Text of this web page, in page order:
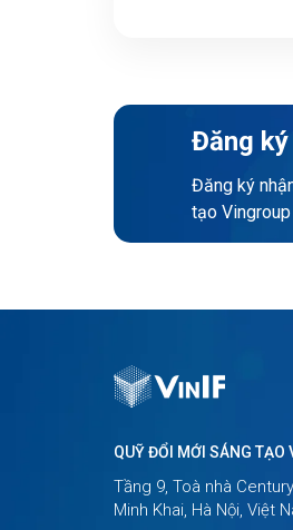
Đăng
Đăng ký
tạo
QUỸ ĐỔI MỚI SÁNG TẠO
Tầng 9, Toà nhà
Minh Khai, Hà Nội, Việt